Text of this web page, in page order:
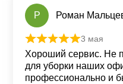
Р Роман
Оценка
3 мая
Хороший сервис. Не
для уборки наших
профессионально и